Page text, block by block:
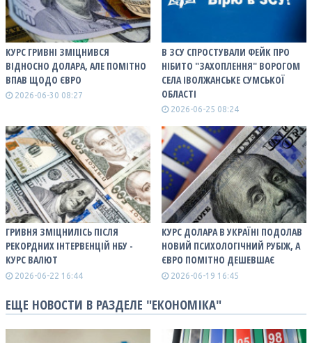
КУРС ГРИВНІ ЗМІЦНИВСЯ
ВІДНОСНО ДОЛАРА, АЛЕ ПОМІТНО
ВПАВ ЩОДО ЄВРО
2026-06-30 08:27
В ЗСУ СПРОСТУВАЛИ ФЕЙК ПРО
НІБИТО "ЗАХОПЛЕННЯ" ВОРОГОМ
СЕЛА ІВОЛЖАНСЬКЕ СУМСЬКОЇ
ОБЛАСТІ
2026-06-25 08:24
ГРИВНЯ ЗМІЦНИЛІСЬ ПІСЛЯ
РЕКОРДНИХ ІНТЕРВЕНЦІЙ НБУ -
КУРС ВАЛЮТ
2026-06-22 16:44
КУРС ДОЛАРА В УКРАЇНІ ПОДОЛАВ
НОВИЙ ПСИХОЛОГІЧНИЙ РУБІЖ, А
ЄВРО ПОМІТНО ДЕШЕВШАЄ
2026-06-19 16:45
ЕЩЕ НОВОСТИ В РАЗДЕЛЕ "ЕКОНОМІКА"